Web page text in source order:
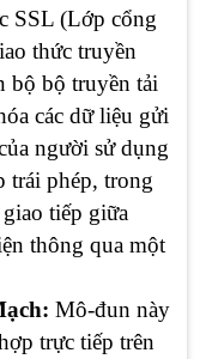
SSL (Lớp cổng
thức truyền
bộ bộ truyền tải
các dữ liệu gửi
người sử dụng
trái phép, trong
tiếp giữa
thông qua một
Mô-đun này
trực tiếp trên